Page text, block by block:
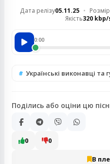
Дата релізу05.11.25 Розмір
Якість320 kbp/
0:00
Українські виконавці та
Поділись або оціни цю
0 0
В